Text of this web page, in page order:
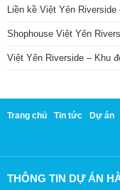
Liền kề Việt Yên
Shophouse Việt Yên
Việt Yên Riverside – Khu
Trang chủ Tin tức Dự án
THÔNG TIN DỰ ÁN